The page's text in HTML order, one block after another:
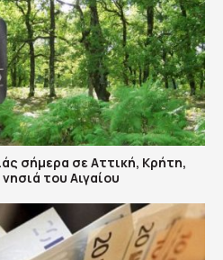
σήμερα σε Αττική, Κρήτη,
του Αιγαίου